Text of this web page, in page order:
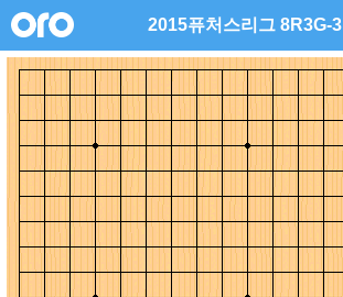
2015퓨처스리그 8R3G-3